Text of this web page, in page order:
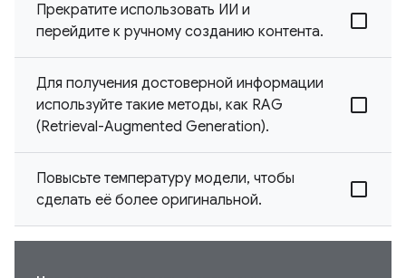
Прекратите использовать ИИ и
перейдите к ручному созданию контента.
Для получения достоверной информации
используйте такие методы, как RAG
(Retrieval-Augmented Generation).
Повысьте температуру модели, чтобы
сделать её более оригинальной.